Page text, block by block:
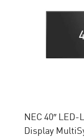
NEC 40″ LED-
Display